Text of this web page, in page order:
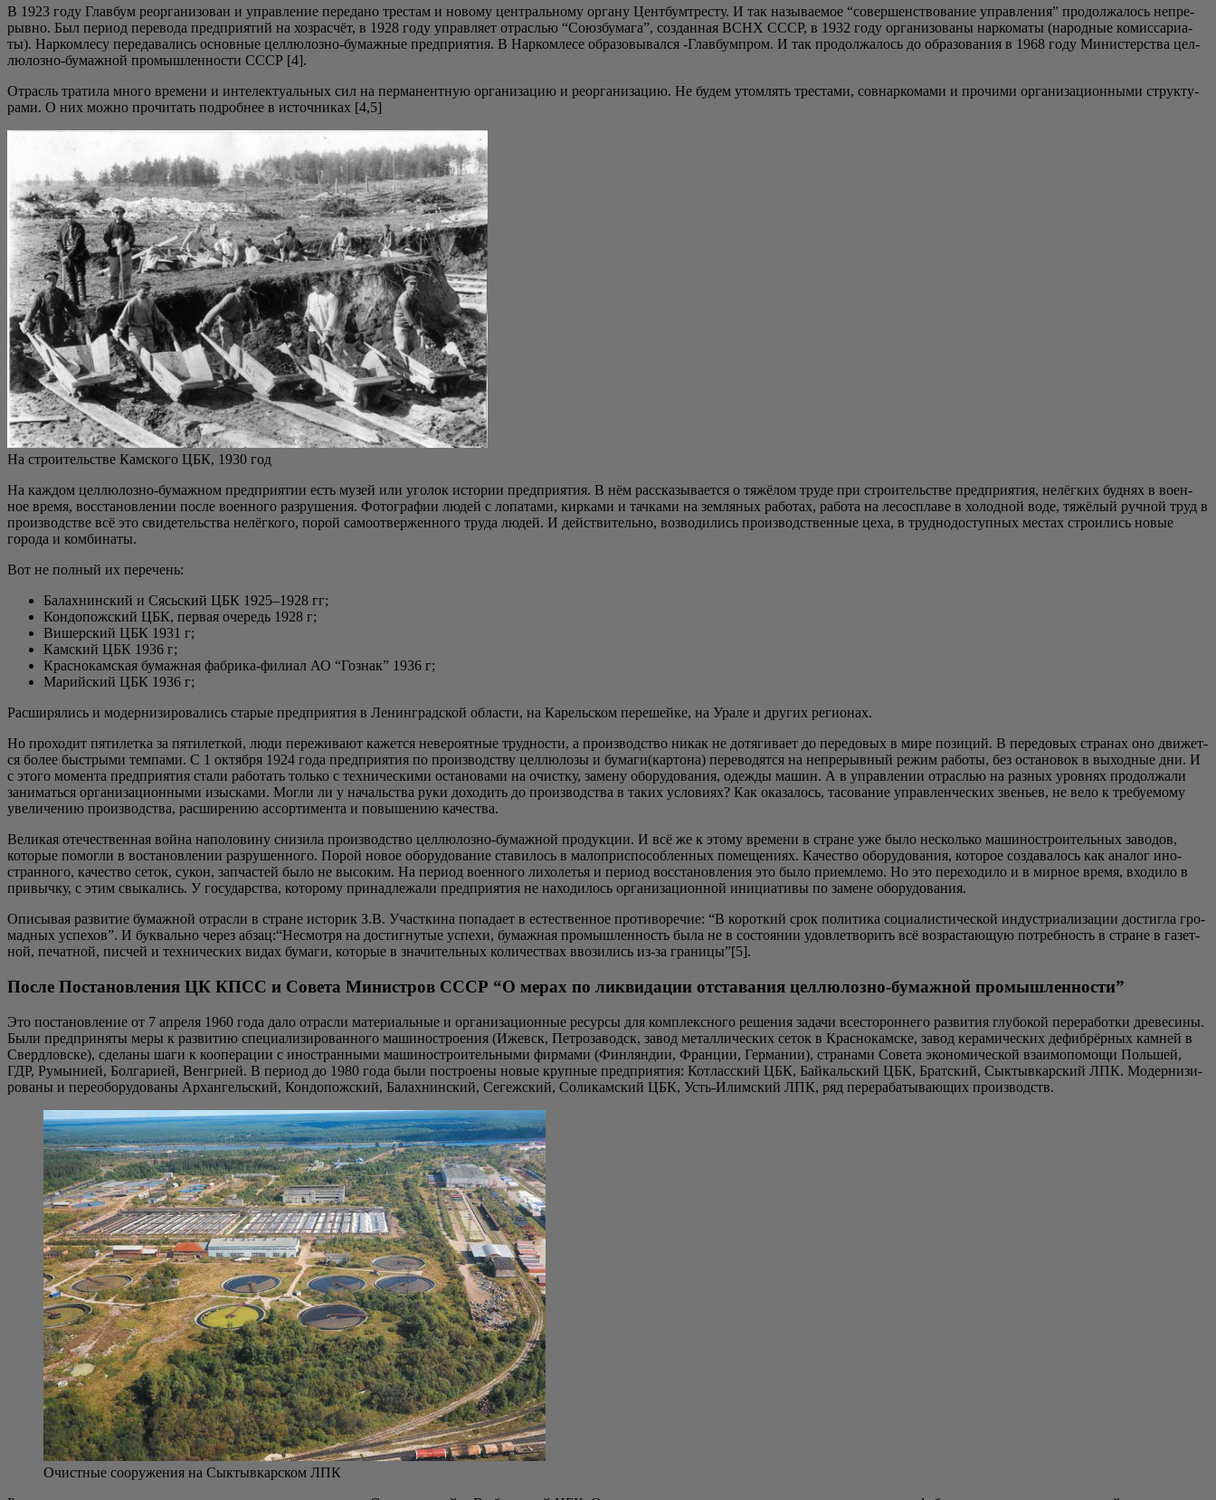
В 1923 году Глав­бум реор­га­ни­зо­ван и управ­ле­ние пере­да­но тре­стам и ново­му цен­траль­но­му орга­ну Цент­бум­т­ре­сту. И так назы­ва­е­мое “совер­шен­ство­ва­ние управ­ле­ния” про­дол­жа­лось непре­
рыв­но. Был пери­од пере­во­да пред­при­я­тий на хоз­рас­чёт, в 1928 году управ­ля­ет отрас­лью “Союз­бу­ма­га”, создан­ная ВСНХ СССР, в 1932 году орга­ни­зо­ва­ны нар­ко­ма­ты (народ­ные комис­са­ри­а­
ты). Нар­ком­ле­су пере­да­ва­лись основ­ные цел­лю­лоз­но-бумаж­ные пред­при­я­тия. В Нар­ком­ле­се обра­зо­вы­вал­ся ‑Глав­бум­пром. И так про­дол­жа­лось до обра­зо­ва­ния в 1968 году Мини­стер­ства цел­
лю­лоз­но-бумаж­ной про­мыш­лен­но­сти СССР [4].
Отрасль тра­ти­ла мно­го вре­ме­ни и инте­лек­ту­аль­ных сил на пер­ма­нент­ную орга­ни­за­цию и реор­га­ни­за­цию. Не будем утом­лять тре­ста­ми, сов­нар­ко­ма­ми и про­чи­ми орга­ни­за­ци­он­ны­ми струк­ту­
ра­ми. О них мож­но про­чи­тать подроб­нее в источ­ни­ках [4,5]
На стро­и­тель­стве Кам­ско­го ЦБК, 1930 год
На каж­дом цел­лю­лоз­но-бумаж­ном пред­при­я­тии есть музей или уго­лок исто­рии пред­при­я­тия. В нём рас­ска­зы­ва­ет­ся о тяжё­лом тру­де при стро­и­тель­стве пред­при­я­тия, нелёг­ких буд­нях в воен­
ное вре­мя, вос­ста­нов­ле­нии после воен­но­го раз­ру­ше­ния. Фото­гра­фии людей с лопа­та­ми, кир­ка­ми и тач­ка­ми на зем­ля­ных рабо­тах, рабо­та на лесо­спла­ве в холод­ной воде, тяжё­лый руч­ной труд в
про­из­вод­стве всё это сви­де­тель­ства нелёг­ко­го, порой само­от­вер­жен­но­го тру­да людей. И дей­стви­тель­но, воз­во­ди­лись про­из­вод­ствен­ные цеха, в труд­но­до­ступ­ных местах стро­и­лись новые
горо­да и комбинаты.
Вот не пол­ный их перечень:
Балах­нин­ский и Сясь­ский ЦБК 1925–1928 гг;
Кон­до­пож­ский ЦБК, пер­вая оче­редь 1928 г;
Вишер­ский ЦБК 1931 г;
Кам­ский ЦБК 1936 г;
Крас­но­кам­ская бумаж­ная фаб­ри­ка-фили­ал АО “Гознак” 1936 г;
Марий­ский ЦБК 1936 г;
Рас­ши­ря­лись и модер­ни­зи­ро­ва­лись ста­рые пред­при­я­тия в Ленин­град­ской обла­сти, на Карель­ском пере­шей­ке, на Ура­ле и дру­гих регионах.
Но про­хо­дит пяти­лет­ка за пяти­лет­кой, люди пере­жи­ва­ют кажет­ся неве­ро­ят­ные труд­но­сти, а про­из­вод­ство никак не дотя­ги­ва­ет до пере­до­вых в мире пози­ций. В пере­до­вых стра­нах оно дви­жет­
ся более быст­ры­ми тем­па­ми. С 1 октяб­ря 1924 года пред­при­я­тия по про­из­вод­ству цел­лю­ло­зы и бумаги(картона) пере­во­дят­ся на непре­рыв­ный режим рабо­ты, без оста­но­вок в выход­ные дни. И
с это­го момен­та пред­при­я­тия ста­ли рабо­тать толь­ко с тех­ни­че­ски­ми оста­но­ва­ми на очист­ку, заме­ну обо­ру­до­ва­ния, одеж­ды машин. А в управ­ле­нии отрас­лью на раз­ных уров­нях про­дол­жа­ли
зани­мать­ся орга­ни­за­ци­он­ны­ми изыс­ка­ми. Мог­ли ли у началь­ства руки дохо­дить до про­из­вод­ства в таких усло­ви­ях? Как ока­за­лось, тасо­ва­ние управ­лен­че­ских зве­ньев, не вело к тре­бу­е­мо­му
уве­ли­че­нию про­из­вод­ства, рас­ши­ре­нию ассор­ти­мен­та и повы­ше­нию качества.
Вели­кая оте­че­ствен­ная вой­на напо­ло­ви­ну сни­зи­ла про­из­вод­ство цел­лю­лоз­но-бумаж­ной про­дук­ции. И всё же к это­му вре­ме­ни в стране уже было несколь­ко маши­но­стро­и­тель­ных заво­дов,
кото­рые помог­ли в воста­нов­ле­нии раз­ру­шен­но­го. Порой новое обо­ру­до­ва­ние ста­ви­лось в мало­при­спо­соб­лен­ных поме­ще­ни­ях. Каче­ство обо­ру­до­ва­ния, кото­рое созда­ва­лось как ана­лог ино­
стран­но­го, каче­ство сеток, сукон, зап­ча­стей было не высо­ким. На пери­од воен­но­го лихо­ле­тья и пери­од вос­ста­нов­ле­ния это было при­ем­ле­мо. Но это пере­хо­ди­ло и в мир­ное вре­мя, вхо­ди­ло в
при­выч­ку, с этим свы­ка­лись. У госу­дар­ства, кото­ро­му при­над­ле­жа­ли пред­при­я­тия не нахо­ди­лось орга­ни­за­ци­он­ной ини­ци­а­ти­вы по замене оборудования.
Опи­сы­вая раз­ви­тие бумаж­ной отрас­ли в стране исто­рик З.В. Участ­ки­на попа­да­ет в есте­ствен­ное про­ти­во­ре­чие: “В корот­кий срок поли­ти­ка соци­а­ли­сти­че­ской инду­стри­а­ли­за­ции достиг­ла гро­
мад­ных успе­хов”. И бук­валь­но через абзац:“Несмотря на достиг­ну­тые успе­хи, бумаж­ная про­мыш­лен­ность была не в состо­я­нии удо­вле­тво­рить всё воз­рас­та­ю­щую потреб­ность в стране в газет­
ной, печат­ной, пис­чей и тех­ни­че­ских видах бума­ги, кото­рые в зна­чи­тель­ных коли­че­ствах вво­зи­лись из-за границы”[5].
После Постановления ЦК КПСС и Совета Министров СССР “О мерах по ликвидации отставания целлюлозно-бумажной промышленности”
Это поста­нов­ле­ние от 7 апре­ля 1960 года дало отрас­ли мате­ри­аль­ные и орга­ни­за­ци­он­ные ресур­сы для ком­плекс­но­го реше­ния зада­чи все­сто­рон­не­го раз­ви­тия глу­бо­кой пере­ра­бот­ки дре­ве­си­ны.
Были пред­при­ня­ты меры к раз­ви­тию спе­ци­а­ли­зи­ро­ван­но­го маши­но­стро­е­ния (Ижевск, Пет­ро­за­водск, завод метал­ли­че­ских сеток в Крас­но­кам­ске, завод кера­ми­че­ских дефи­брёр­ных кам­ней в
Сверд­лов­ске), сде­ла­ны шаги к коопе­ра­ции с ино­стран­ны­ми маши­но­стро­и­тель­ны­ми фир­ма­ми (Фин­лян­дии, Фран­ции, Гер­ма­нии), стра­на­ми Сове­та эко­но­ми­че­ской вза­и­мо­по­мо­щи Поль­шей,
ГДР, Румы­ни­ей, Бол­га­ри­ей, Вен­гри­ей. В пери­од до 1980 года были постро­е­ны новые круп­ные пред­при­я­тия: Кот­лас­ский ЦБК, Бай­каль­ский ЦБК, Брат­ский, Сык­тыв­кар­ский ЛПК. Модер­ни­зи­
ро­ва­ны и пере­обо­ру­до­ва­ны Архан­гель­ский, Кон­до­пож­ский, Балах­нин­ский, Сегеж­ский, Соли­кам­ский ЦБК, Усть-Илим­ский ЛПК, ряд пере­ра­ба­ты­ва­ю­щих производств.
Очист­ные соору­же­ния на Сык­тыв­кар­ском ЛПК